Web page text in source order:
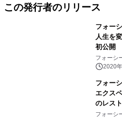
この発行者のリリース
フォー
人生を
初公開
フォーシ
2020
フォー
エクス
のレス
を獲得
フォーシ